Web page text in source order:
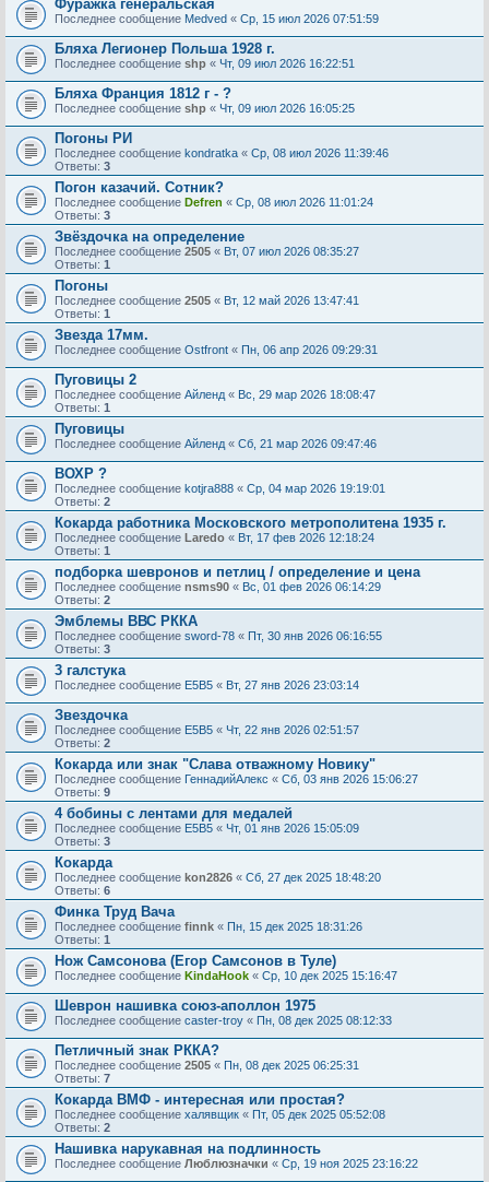
Фуражка генеральская
Последнее сообщение Medved « Ср, 15 июл 2026 07:51:59
Бляха Легионер Польша 1928 г.
Последнее сообщение shp « Чт, 09 июл 2026 16:22:51
Бляха Франция 1812 г - ?
Последнее сообщение shp « Чт, 09 июл 2026 16:05:25
Погоны РИ
Последнее сообщение kondratka « Ср, 08 июл 2026 11:39:46
Ответы: 3
Погон казачий. Сотник?
Последнее сообщение Defren « Ср, 08 июл 2026 11:01:24
Ответы: 3
Звёздочка на определение
Последнее сообщение 2505 « Вт, 07 июл 2026 08:35:27
Ответы: 1
Погоны
Последнее сообщение 2505 « Вт, 12 май 2026 13:47:41
Ответы: 1
Звезда 17мм.
Последнее сообщение Ostfront « Пн, 06 апр 2026 09:29:31
Пуговицы 2
Последнее сообщение Айленд « Вс, 29 мар 2026 18:08:47
Ответы: 1
Пуговицы
Последнее сообщение Айленд « Сб, 21 мар 2026 09:47:46
ВОХР ?
Последнее сообщение kotjra888 « Ср, 04 мар 2026 19:19:01
Ответы: 2
Кокарда работника Московского метрополитена 1935 г.
Последнее сообщение Laredo « Вт, 17 фев 2026 12:18:24
Ответы: 1
подборка шевронов и петлиц / определение и цена
Последнее сообщение nsms90 « Вс, 01 фев 2026 06:14:29
Ответы: 2
Эмблемы ВВС РККА
Последнее сообщение sword-78 « Пт, 30 янв 2026 06:16:55
Ответы: 3
3 галстука
Последнее сообщение E5B5 « Вт, 27 янв 2026 23:03:14
Звездочка
Последнее сообщение E5B5 « Чт, 22 янв 2026 02:51:57
Ответы: 2
Кокарда или знак "Слава отважному Новику"
Последнее сообщение ГеннадийАлекс « Сб, 03 янв 2026 15:06:27
Ответы: 9
4 бобины с лентами для медалей
Последнее сообщение E5B5 « Чт, 01 янв 2026 15:05:09
Ответы: 3
Кокарда
Последнее сообщение kon2826 « Сб, 27 дек 2025 18:48:20
Ответы: 6
Финка Труд Вача
Последнее сообщение finnk « Пн, 15 дек 2025 18:31:26
Ответы: 1
Нож Самсонова (Егор Самсонов в Туле)
Последнее сообщение KindaHook « Ср, 10 дек 2025 15:16:47
Шеврон нашивка союз-аполлон 1975
Последнее сообщение caster-troy « Пн, 08 дек 2025 08:12:33
Петличный знак РККА?
Последнее сообщение 2505 « Пн, 08 дек 2025 06:25:31
Ответы: 7
Кокарда ВМФ - интересная или простая?
Последнее сообщение халявщик « Пт, 05 дек 2025 05:52:08
Ответы: 2
Нашивка нарукавная на подлинность
Последнее сообщение Люблюзначки « Ср, 19 ноя 2025 23:16:22